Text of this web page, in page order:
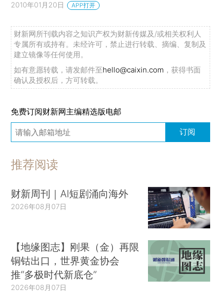
2010年01月20日 APP打开
财新网所刊载内容之知识产权为财新传媒及/或相关权利人
专属所有或持有。未经许可，禁止进行转载、摘编、复制及
建立镜像等任何使用。
如有意愿转载，请发邮件至hello@caixin.com ，获得书面
确认及授权后，方可转载。
免费订阅财新网主编精选版电邮
订阅
推荐阅读
财新周刊｜AI短剧涌向海外
2026年08月07日
【地缘图志】刚果（金）再限
铜钴出口，世界黄金协会
推“多极时代新底仓”
2026年08月07日